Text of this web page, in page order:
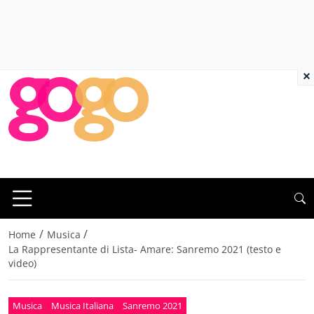
Home / Musica /
La Rappresentante di Lista- Amare: Sanremo 2021 (testo e
video)
Musica Musica Italiana Sanremo 2021
×